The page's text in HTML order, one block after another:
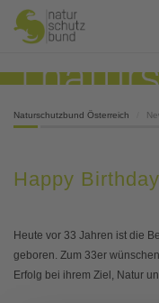
Naturschutzbund Österreich
Happy
Heute vor 33 Jahren ist die
geboren. Zum 33er
Erfolg bei ihrem Ziel, Natur